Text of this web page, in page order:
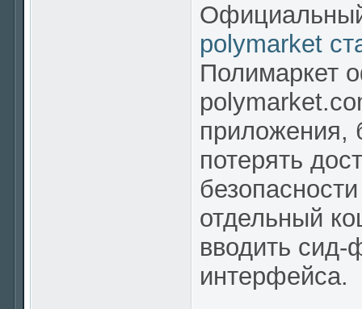
polymarket
Полимаркет
приложения,
потерять
отдельный
вводить сид-
интерфейса.